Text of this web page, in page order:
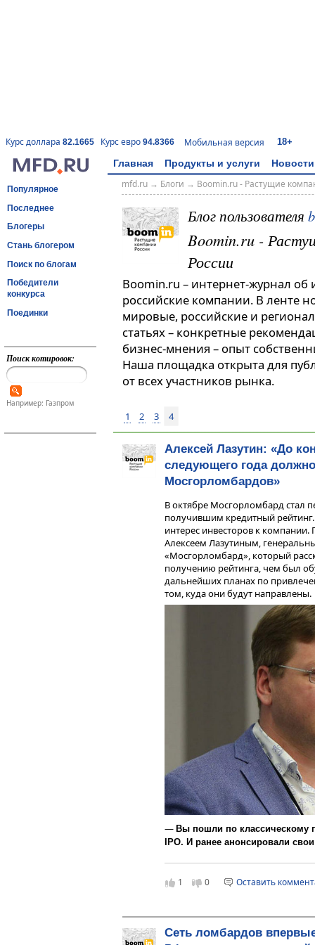
Курс доллара 82.1665 Курс евро 94.8366 Мобильная версия 18+
Главная Продукты и услуги Новости
Популярное
Последнее
Блогеры
Стань блогером
Поиск по блогам
Победители
конкурса
Поединки
Поиск котировок:
Например: Газпром
mfd.ru→ Блоги → Boomin.ru - Растущие
Блог пользователя
Boomin.ru -
России
Boomin.ru – интернет-журнал об
российские компании. В ленте
мировые, российские и
статьях – конкретные
бизнес-мнения – опыт
Наша площадка открыта для
от всех участников рынка.
1 2 3 4
Алексей Лазутин: «До
следующего года
Мосгорломбардов»
В октябре Мосгорломбард стал
получившим кредитный
интерес инвесторов к
Алексеем Лазутиным,
«Мосгорломбард», который
получению рейтинга, чем был
дальнейших планах по
том, куда они будут направлены.
— Вы пошли по классическому
IPO. И ранее анонсировали
сначала получен рейтинг.
— Аудит мы прошли еще до того,
Сотрудничали с БДО Юникон —
компаний, если не ошибаюсь,
1 0 Оставить
Сеть ломбардов